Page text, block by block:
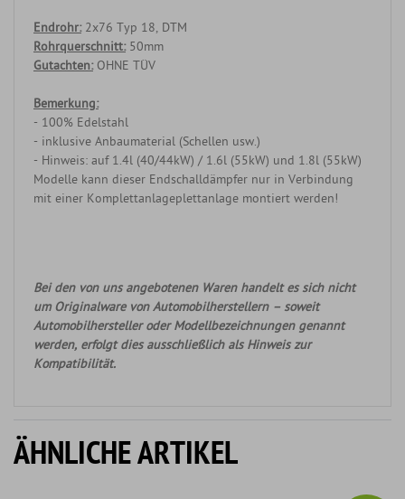
Endrohr:2x76 Typ 18, DTM
Rohrquerschnitt:50mm
Gutachten:OHNE TÜV
Bemerkung:
- 100% Edelstahl
- inklusive Anbaumaterial (Schellen usw.)
- Hinweis: auf 1.4l (40/44kW) / 1.6l (55kW) und 1.8l (55kW)
Modelle kann dieser Endschalldämpfer nur in Verbindung
mit einer Komplettanlageplettanlage montiert werden!
Bei den von uns angebotenen Waren handelt es sich nicht
um Originalware von Automobilherstellern – soweit
Automobilhersteller oder Modellbezeichnungen genannt
werden, erfolgt dies ausschließlich als Hinweis zur
Kompatibilität.
ÄHNLICHE ARTIKEL